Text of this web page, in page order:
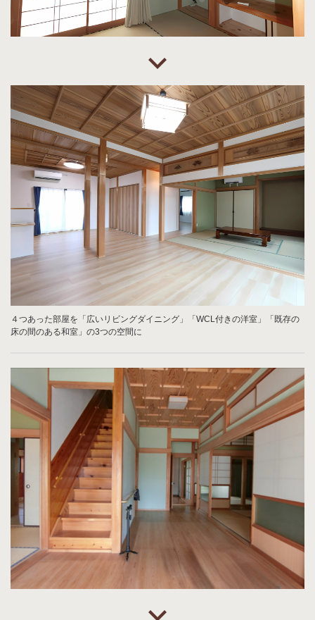
４つあった部屋を「広いリビングダイニング」「WCL付きの洋室」「既存の
床の間のある和室」の3つの空間に